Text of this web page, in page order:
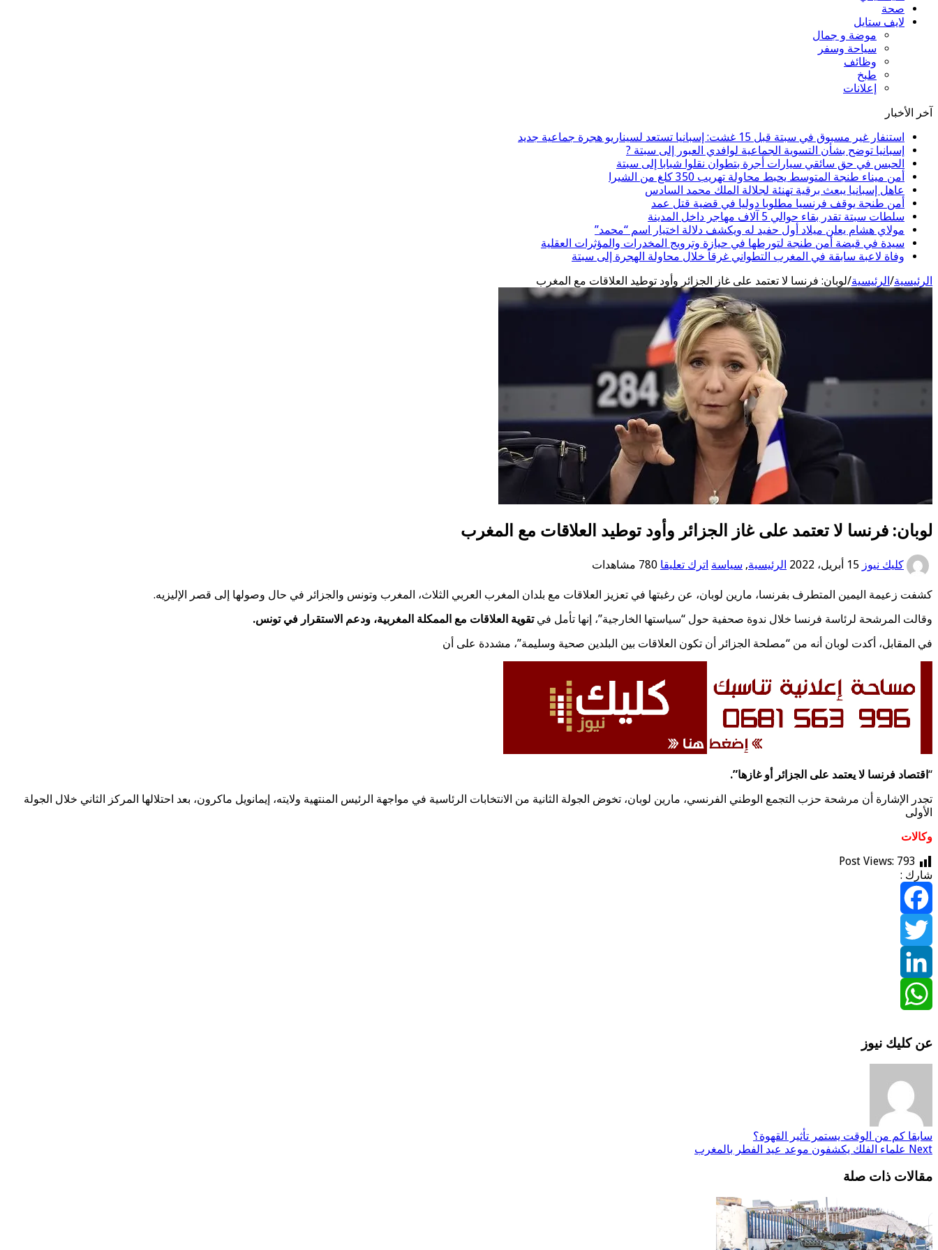
صحة
لايف ستايل
موضة و جمال
سياحة وسفر
وظائف
طبخ
إعلانات
آخر الأخبار
استنفار غير مسبوق في سبتة قبل 15 غشت: إسبانيا تستعد لسيناريو هجرة جماعية جديد
إسبانيا توضح بشأن التسوية الجماعية لوافدي العبور إلى سبتة ?
الحبس في حق سائقي سيارات أجرة بتطوان نقلوا شبابا إلى سبتة
أمن ميناء طنجة المتوسط يحبط محاولة تهريب 350 كلغ من الشيرا
عاهل إسبانيا يبعث برقية تهنئة لجلالة الملك محمد السادس
أمن طنجة يوقف فرنسيا مطلوبا دوليا في قضية قتل عمد
سلطات سبتة تقدر بقاء حوالي 5 آلاف مهاجر داخل المدينة
مولاي هشام يعلن ميلاد أول حفيد له ويكشف دلالة اختيار اسم “محمد”
سيدة في قبضة أمن طنجة لتورطها في حيازة وترويج المخدرات والمؤثرات العقلية
وفاة لاعبة سابقة في المغرب التطواني غرقاً خلال محاولة الهجرة إلى سبتة
الرئيسية/الرئيسية/لوبان: فرنسا لا تعتمد على غاز الجزائر وأود توطيد العلاقات مع المغرب
لوبان: فرنسا لا تعتمد على غاز الجزائر وأود توطيد العلاقات مع المغرب
كليك نيوز 15 أبريل، 2022 الرئيسية, سياسة اترك تعليقا 780 مشاهدات
كشفت زعيمة اليمين المتطرف بفرنسا، مارين لوبان، عن رغبتها في تعزيز العلاقات مع بلدان المغرب العربي الثلاث، المغرب وتونس والجزائر في حال وصولها إلى قصر الإليزيه.
وقالت المرشحة لرئاسة فرنسا خلال ندوة صحفية حول “سياستها الخارجية”، إنها تأمل فيتقوية العلاقات مع الممكلة المغربية، ودعم الاستقرار في تونس.
في المقابل، أكدت لوبان أنه من “مصلحة الجزائر أن تكون العلاقات بين البلدين صحية وسليمة”، مشددة على أن
“اقتصاد فرنسا لا يعتمد على الجزائر أو غازها”.
تجدر الإشارة أن مرشحة حزب التجمع الوطني الفرنسي، مارين لوبان، تخوض الجولة الثانية من الانتخابات الرئاسية في مواجهة الرئيس المنتهية ولايته، إيمانويل ماكرون، بعد احتلالها المركز الثاني خلال الجولة
الأولى
وكالات
Post Views: 793
شارك :
Facebook
Twitter
LinkedIn
عن كليك نيوز
سابقا كم من الوقت يستمر تأثير القهوة؟
Next علماء الفلك يكشفون موعد عيد الفطر بالمغرب
مقالات ذات صلة